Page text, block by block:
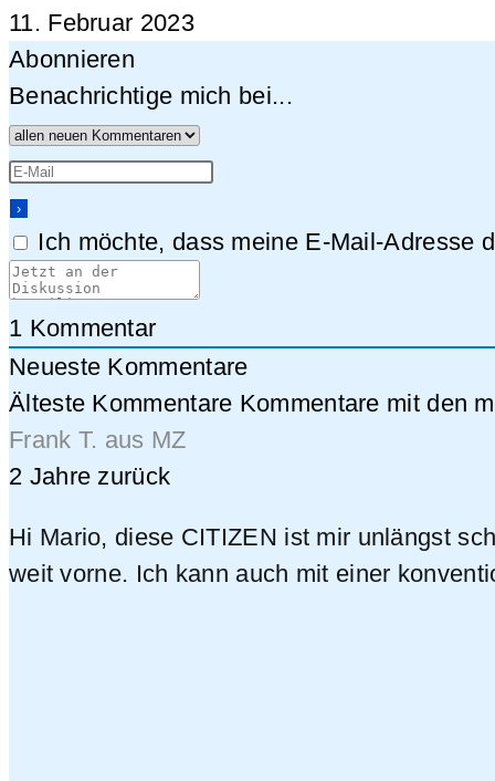
11. Februar 2023
Abonnieren
Benachrichtige mich bei...
Ich möchte, dass meine E-Mail-Adresse
1 Kommentar
Neueste Kommentare
Älteste Kommentare Kommentare mit den
Frank T. aus MZ
2 Jahre zurück
Hi Mario, diese CITIZEN ist mir unlängst
weit vorne. Ich kann auch mit einer